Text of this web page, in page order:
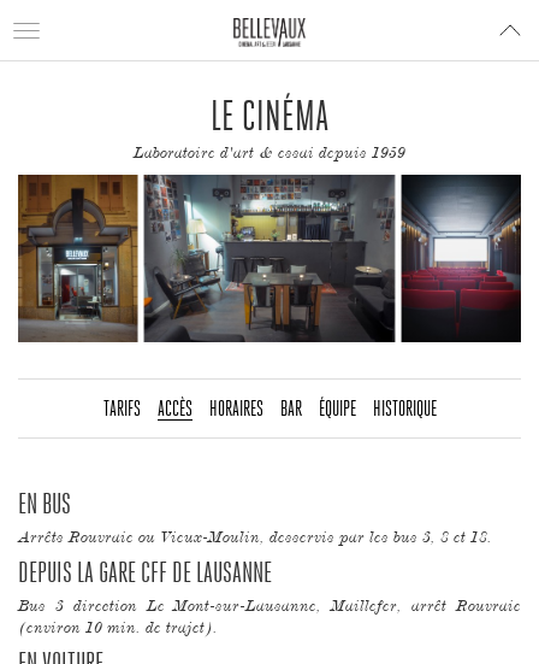
Toggle
LE CINÉMA
Laboratoire d'art & essai depuis 1959
TARIFS ACCÈS HORAIRES BAR ÉQUIPE HISTORIQUE
EN BUS
Arrêts Rouvraie ou Vieux-Moulin, desservis par les bus 3, 8 et 18.
DEPUIS LA GARE CFF DE LAUSANNE
Bus 3 direction Le Mont-sur-Lausanne, Maillefer, arrêt Rouvraie
(environ 10 min. de trajet).